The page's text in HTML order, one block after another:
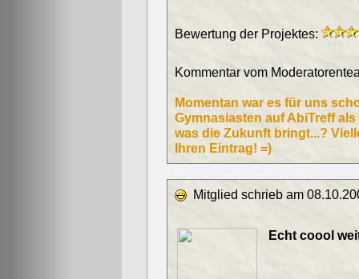
Bewertung der Projektes:
Kommentar vom
Momentan war es für uns
Gymnasiasten auf AbiTreff
was die Zukunft bringt...?
Ihren Eintrag! =)
Mitglied schrieb am
Echt coool